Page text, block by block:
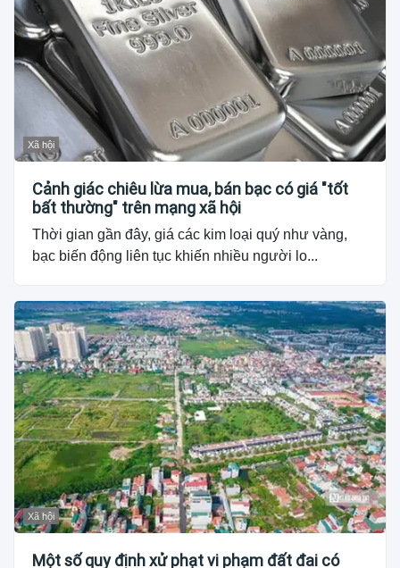
Xã hội
Cảnh giác chiêu lừa mua, bán bạc có giá "tốt
bất thường" trên mạng xã hội
Thời gian gần đây, giá các kim loại quý như vàng,
bạc biến động liên tục khiến nhiều người lo...
Xã hội
Một số quy định xử phạt vi phạm đất đai có